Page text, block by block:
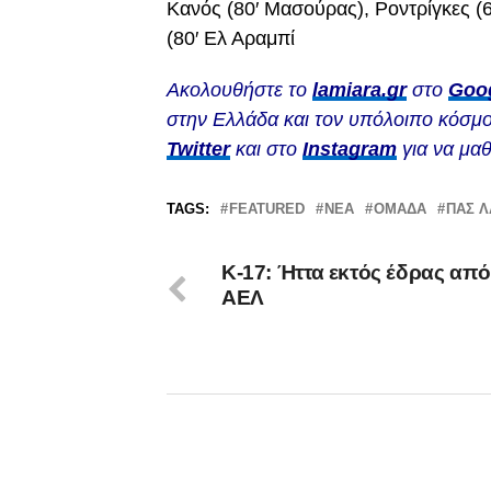
Κανός (80′ Μασούρας), Ροντρίγκες
(80′ Ελ Αραμπί
Ακολουθήστε το lamiara.grστο
στην Ελλάδα και τον υπόλοιπο
Twitterκαι στο Instagram για να
TAGS: FEATURED ΝΈΑ ΟΜΆΔΑ ΠΑΣ
Κ-17: Ήττα εκτός έδρας
ΑΕΛ